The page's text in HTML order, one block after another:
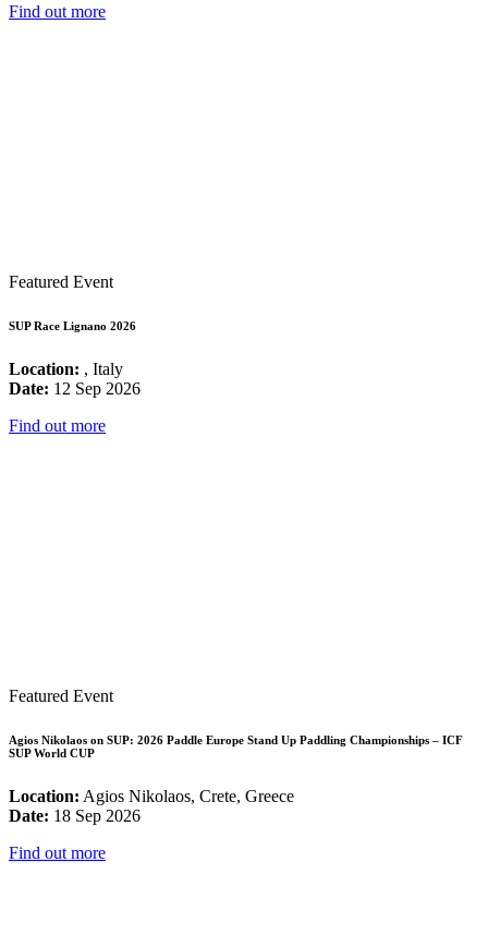
Find out more
Featured Event
SUP Race Lignano 2026
Location: , Italy
Date: 12 Sep 2026
Find out more
Featured Event
Agios Nikolaos on SUP: 2026 Paddle Europe Stand Up Paddling Championships – ICF
SUP World CUP
Location: Agios Nikolaos, Crete, Greece
Date: 18 Sep 2026
Find out more